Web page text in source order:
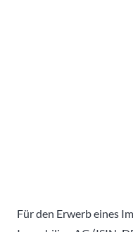
Für den Erwerb eines